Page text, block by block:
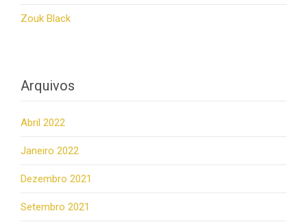
Zouk Black
Arquivos
Abril 2022
Janeiro 2022
Dezembro 2021
Setembro 2021